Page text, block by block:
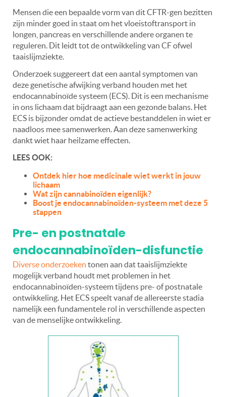
Mensen die een bepaalde vorm van dit CFTR-gen bezitten
zijn minder goed in staat om het vloeistoftransport in
longen, pancreas en verschillende andere organen te
reguleren. Dit leidt tot de ontwikkeling van CF ofwel
taaislijmziekte.
Onderzoek suggereert dat een aantal symptomen van
deze genetische afwijking verband houden met het
endocannabinoïde systeem (ECS). Dit is een mechanisme
in ons lichaam dat bijdraagt aan een gezonde balans. Het
ECS is bijzonder omdat de actieve bestanddelen in wiet er
naadloos mee samenwerken. Aan deze samenwerking
dankt wiet haar heilzame effecten.
LEES OOK:
Ontdek hier hoe medicinale wiet werkt in jouw
lichaam
Wat zijn cannabinoïden eigenlijk?
Boost je endocannabinoïden-systeem met deze 5
stappen
Pre- en postnatale
endocannabinoïden-disfunctie
Diverse onderzoeken tonen aan dat taaislijmziekte
mogelijk verband houdt met problemen in het
endocannabinoïden-systeem tijdens pre- of postnatale
ontwikkeling. Het ECS speelt vanaf de allereerste stadia
namelijk een fundamentele rol in verschillende aspecten
van de menselijke ontwikkeling.